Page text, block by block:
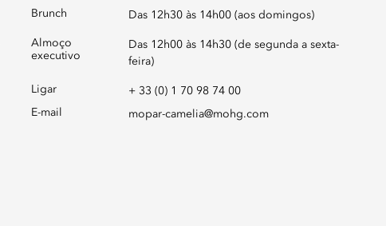
Brunch Das 12h30 às 14h00 (aos domingos)
Almoço
executivo
Das 12h00 às 14h30 (de segunda a sexta-
feira)
Ligar
+ 33 (0) 1 70 98 74 00
E-mail
mopar-camelia@mohg.com